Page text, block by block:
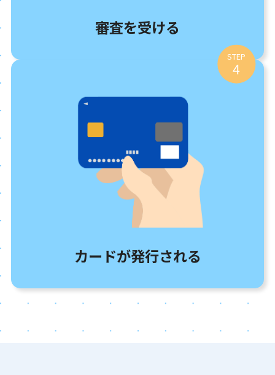
審査を受ける
STEP
4
カードが発行される